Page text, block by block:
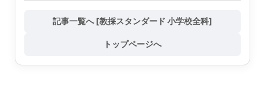
記事一覧へ [教採スタンダード 小学校全科]
トップページへ